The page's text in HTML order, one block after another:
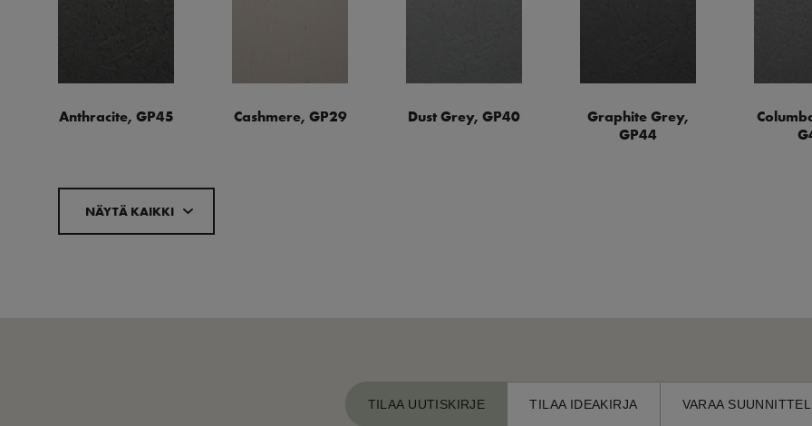
Anthracite, GP45 Cashmere, GP29 Dust Grey, GP40
Graphite Grey,
GP44
NÄYTÄ KAIKKI
TILAA UUTISKIRJE TILAA IDEAKIRJA VARAA